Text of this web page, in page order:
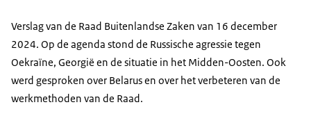
Verslag van de Raad Buitenlandse Zaken van 16 december
2024. Op de agenda stond de Russische agressie tegen
Oekraïne, Georgië en de situatie in het Midden-Oosten. Ook
werd gesproken over Belarus en over het verbeteren van de
werkmethoden van de Raad.